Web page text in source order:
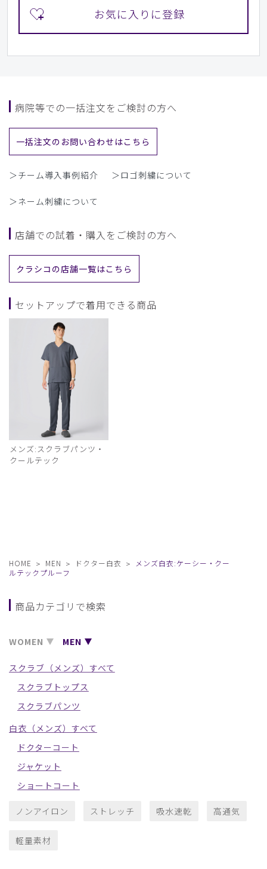
病院等での一括注文をご検討の方へ
一括注文のお問い合わせはこちら
＞チーム導入事例紹介 ＞ロゴ刺繍について
＞ネーム刺繍について
店舗での試着・購入をご検討の方へ
クラシコの店舗一覧はこちら
セットアップで着用できる商品
メンズ:スクラブパンツ・
クールテック
HOME MEN ドクター白衣
メンズ白衣:ケーシー・クー
ルテックプルーフ
商品カテゴリで検索
WOMEN MEN
スクラブ（メンズ）すべて
スクラブトップス
スクラブパンツ
白衣（メンズ）すべて
ドクターコート
ジャケット
ショートコート
ノンアイロン ストレッチ 吸水速乾 高通気
軽量素材